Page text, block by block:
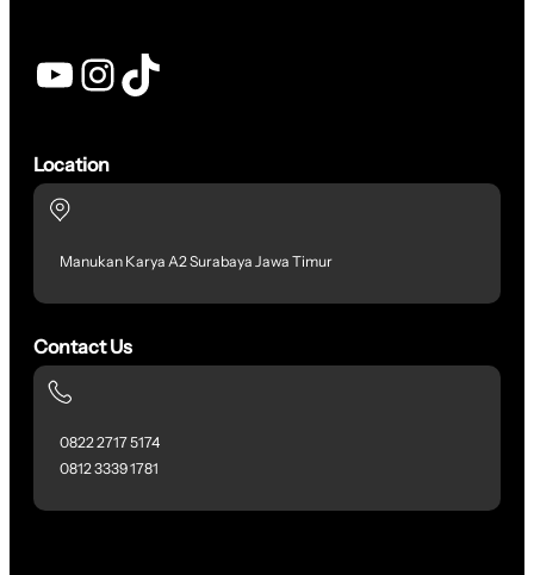
YouTube InstagramTikTok
Location
Manukan Karya A2 Surabaya Jawa Timur
Contact Us
0822 2717 5174
0812 3339 1781